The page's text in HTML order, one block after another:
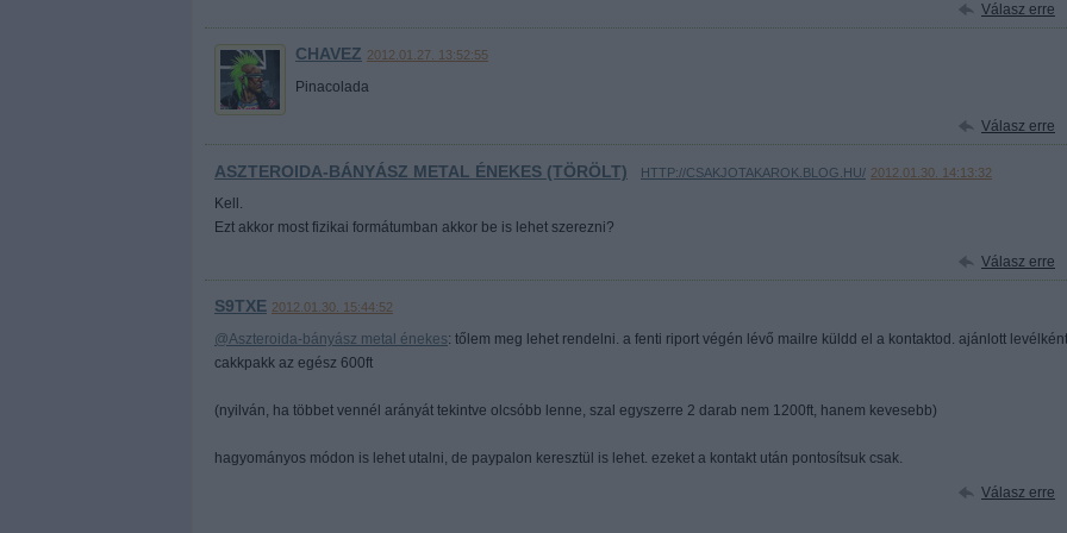
Válasz erre
CHAVEZ 2012.01.27. 13:52:55
Pinacolada
Válasz erre
ASZTEROIDA-BÁNYÁSZ METAL ÉNEKES (TÖRÖLT) HTTP://CSAKJOTAKAROK.BLOG.HU/ 2012.01.30. 14:13:32
Kell.
Ezt akkor most fizikai formátumban akkor be is lehet szerezni?
Válasz erre
S9TXE 2012.01.30. 15:44:52
@Aszteroida-bányász metal énekes: tőlem meg lehet rendelni. a fenti riport végén lévő mailre küldd el a kontaktod. ajánlott levélként
cakkpakk az egész 600ft
(nyilván, ha többet vennél arányát tekintve olcsóbb lenne, szal egyszerre 2 darab nem 1200ft, hanem kevesebb)
hagyományos módon is lehet utalni, de paypalon keresztül is lehet. ezeket a kontakt után pontosítsuk csak.
Válasz erre